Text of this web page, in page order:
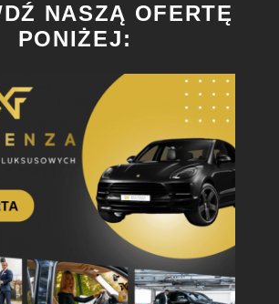
NASZĄ OFERTĘ
PONIŻEJ: